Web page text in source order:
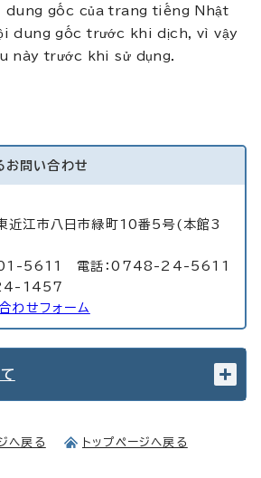
dung gốc của trang tiếng Nhật
dung gốc trước khi dịch, vì vậy
này trước khi sử dụng.
お問い合わせ
江市八日市緑町10番5号(本館3
5611 電話：0748-24-5611
24-1457
わせフォーム
へ戻る トップページへ戻る